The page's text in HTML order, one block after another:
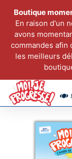
Boutique
En raison d'un
avons
commandes afin
les meilleurs